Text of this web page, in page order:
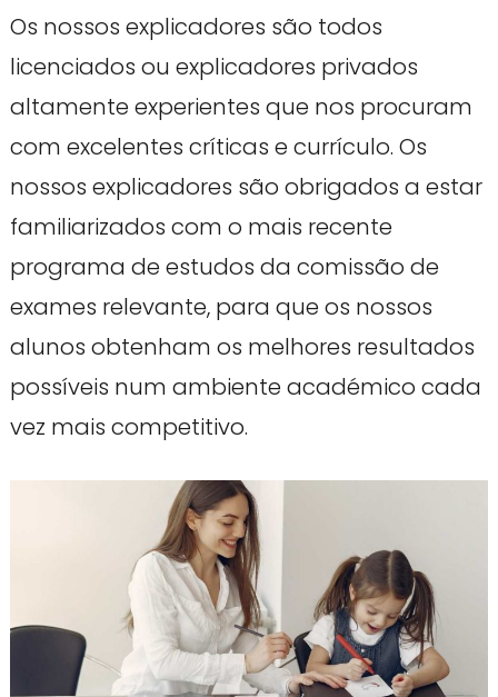
Os nossos explicadores são todos
licenciados ou explicadores privados
altamente experientes que nos procuram
com excelentes críticas e currículo. Os
nossos explicadores são obrigados a estar
familiarizados com o mais recente
programa de estudos da comissão de
exames relevante, para que os nossos
alunos obtenham os melhores resultados
possíveis num ambiente académico cada
vez mais competitivo.